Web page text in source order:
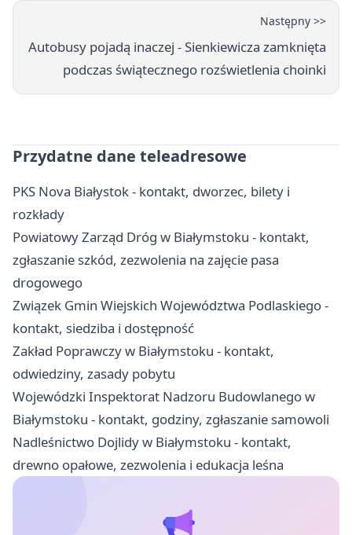
Następny >>
Autobusy pojadą inaczej - Sienkiewicza zamknięta
podczas świątecznego rozświetlenia choinki
Przydatne dane teleadresowe
PKS Nova Białystok - kontakt, dworzec, bilety i
rozkłady
Powiatowy Zarząd Dróg w Białymstoku - kontakt,
zgłaszanie szkód, zezwolenia na zajęcie pasa
drogowego
Związek Gmin Wiejskich Województwa Podlaskiego -
kontakt, siedziba i dostępność
Zakład Poprawczy w Białymstoku - kontakt,
odwiedziny, zasady pobytu
Wojewódzki Inspektorat Nadzoru Budowlanego w
Białymstoku - kontakt, godziny, zgłaszanie samowoli
Nadleśnictwo Dojlidy w Białymstoku - kontakt,
drewno opałowe, zezwolenia i edukacja leśna